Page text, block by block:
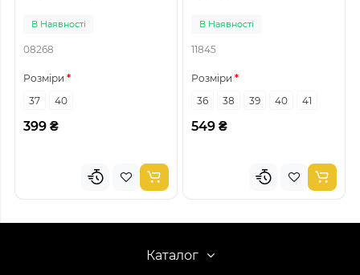
В Наявності
08268
Розміри
37
40
399 ₴
В Наявності
11845
Розміри
36
38 39 40 41
549 ₴
Каталог